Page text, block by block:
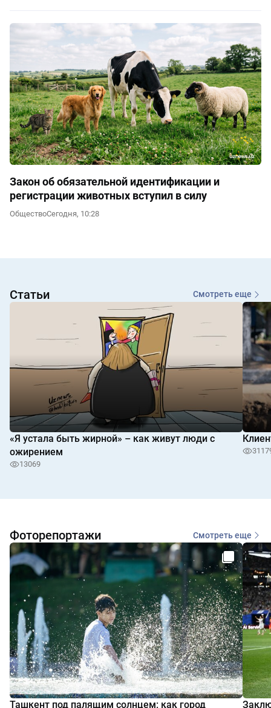
Закон об обязательной идентификации и
регистрации животных вступил в силу
ОбществоСегодня, 10:28
Статьи Смотреть еще
«Я устала быть жирной» – как живут люди с
ожирением
13069
Фоторепортажи Смотреть еще
Ташкент под палящим солнцем: как город